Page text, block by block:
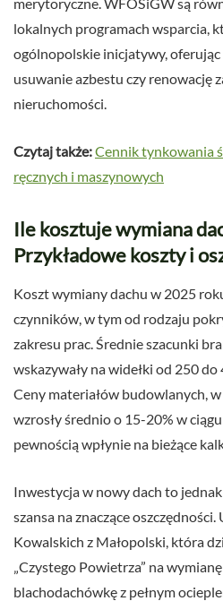
lokalnych programach wsparcia,
ogólnopolskie inicjatywy,
usuwanie azbestu czy renowację
nieruchomości.
Czytaj także:Cennik tynkowania
ręcznych i maszynowych
Ile kosztuje wymiana
Przykładowe koszty i
Koszt wymiany dachu w 2025
czynników, w tym od rodzaju
zakresu prac. Średnie szacunki
wskazywały na widełki od 250
Ceny materiałów budowlanych,
wzrosły średnio o 15-20% w
pewnością wpłynie na bieżące
Inwestycja w nowy dach to
szansa na znaczące
Kowalskich z Małopolski, która
„Czystego Powietrza” na
blachodachówkę z pełnym